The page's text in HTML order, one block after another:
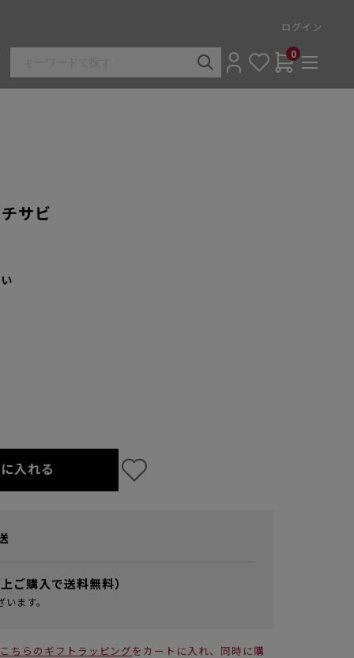
ログイン
0
サビ
入れる
ご購入で送料無料）
ます。
こちらのギフトラッピング をカートに入れ、同時に購